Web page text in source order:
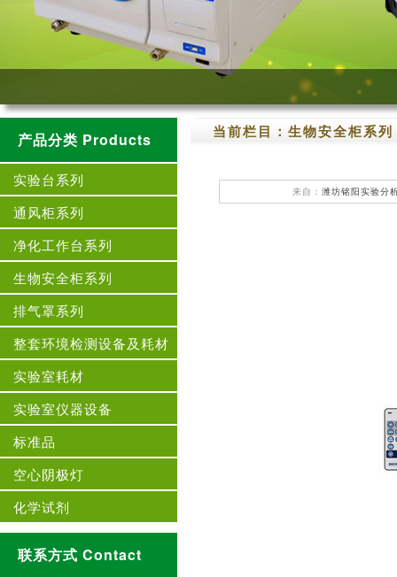
产品分类 Products
实验台系列
通风柜系列
净化工作台系列
生物安全柜系列
排气罩系列
整套环境检测设备及耗材
实验室耗材
实验室仪器设备
标准品
空心阴极灯
化学试剂
联系方式 Contact
当前栏目： 生物安全柜系列
来自： 潍坊铭阳实验分